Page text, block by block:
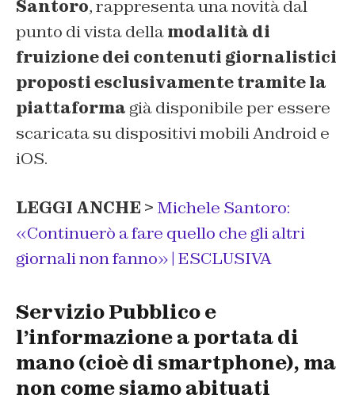
Santoro, rappresenta una novità dal
punto di vista dellamodalità di
fruizione dei contenuti giornalistici
proposti esclusivamente tramite la
piattaforma già disponibile per essere
scaricata su dispositivi mobili Android e
iOS.
LEGGI ANCHE > Michele Santoro:
«Continuerò a fare quello che gli altri
giornali non fanno» | ESCLUSIVA
Servizio Pubblico e
l’informazione a portata di
mano (cioè di smartphone), ma
non come siamo abituati